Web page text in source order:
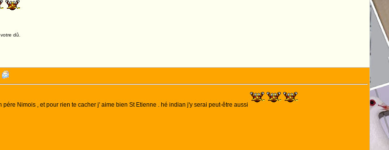
dû.
Nimois , et pour rien te cacher j' aime bien St Etienne . hé indian j'y serai peut-être aussi